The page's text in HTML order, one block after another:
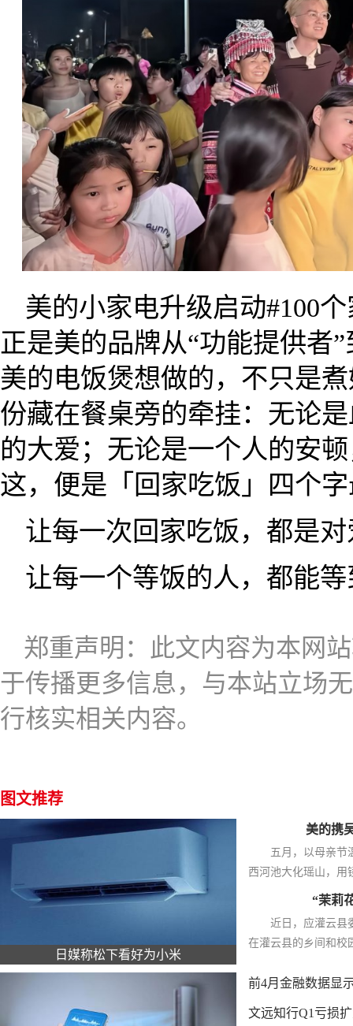
美的小家电升级启动#100
正是美的品牌从“功能提供
美的电饭煲想做的，不只是
份藏在餐桌旁的牵挂：无论
的大爱；无论是一个人的安
这，便是「回家吃饭」四个
让每一次回家吃饭，都是
让每一个等饭的人，都能
郑重声明：此文内容为本网
于传播更多信息，与本站立场
行核实相关内容。
图文推荐
日媒称松下看好为小米
美的携
五月，以母亲节
西河池大化瑶山，用
“茉莉
近日，应灌云县
在灌云县的乡间和校
前4月金融数据显
文远知行Q1亏损